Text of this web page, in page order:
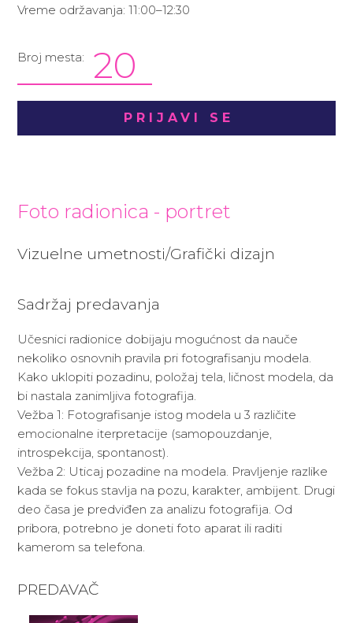
Vreme održavanja: 11:00–12:30
Broj mesta: 20
PRIJAVI SE
Foto radionica - portret
Vizuelne umetnosti/Grafički dizajn
Sadržaj predavanja
Učesnici radionice dobijaju mogućnost da nauče
nekoliko osnovnih pravila pri fotografisanju modela.
Kako uklopiti pozadinu, položaj tela, ličnost modela, da
bi nastala zanimljiva fotografija.
Vežba 1: Fotografisanje istog modela u 3 različite
emocionalne iterpretacije (samopouzdanje,
introspekcija, spontanost).
Vežba 2: Uticaj pozadine na modela. Pravljenje razlike
kada se fokus stavlja na pozu, karakter, ambijent. Drugi
deo časa je predviđen za analizu fotografija. Od
pribora, potrebno je doneti foto aparat ili raditi
kamerom sa telefona.
PREDAVAČ